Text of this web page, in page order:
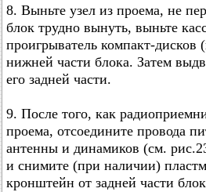
8. Выньте узел из проема, не
блок трудно вынуть, выньте
проигрыватель компакт-дисков
нижней части блока. Затем
его задней части.
9. После того, как
проема, отсоедините провода
антенны и динамиков (см.
и снимите (при наличии)
кронштейн от задней части